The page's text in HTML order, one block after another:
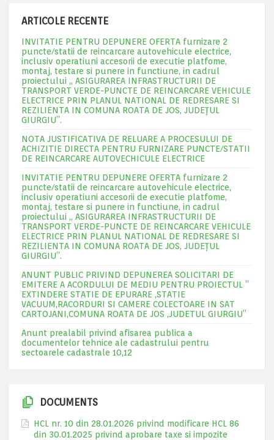
ARTICOLE RECENTE
INVITATIE PENTRU DEPUNERE OFERTA furnizare 2
puncte/statii de reincarcare autovehicule electrice,
inclusiv operatiuni accesorii de executie platfome,
montaj, testare si punere in functiune, in cadrul
proiectului „ ASIGURAREA INFRASTRUCTURII DE
TRANSPORT VERDE-PUNCTE DE REINCARCARE VEHICULE
ELECTRICE PRIN PLANUL NATIONAL DE REDRESARE SI
REZILIENTA IN COMUNA ROATA DE JOS, JUDEŢUL
GIURGIU”.
NOTA JUSTIFICATIVA DE RELUARE A PROCESULUI DE
ACHIZITIE DIRECTA PENTRU FURNIZARE PUNCTE/STATII
DE REINCARCARE AUTOVECHICULE ELECTRICE
INVITATIE PENTRU DEPUNERE OFERTA furnizare 2
puncte/statii de reincarcare autovehicule electrice,
inclusiv operatiuni accesorii de executie platfome,
montaj, testare si punere in functiune, in cadrul
proiectului „ ASIGURAREA INFRASTRUCTURII DE
TRANSPORT VERDE-PUNCTE DE REINCARCARE VEHICULE
ELECTRICE PRIN PLANUL NATIONAL DE REDRESARE SI
REZILIENTA IN COMUNA ROATA DE JOS, JUDEŢUL
GIURGIU”.
ANUNT PUBLIC PRIVIND DEPUNEREA SOLICITARI DE
EMITERE A ACORDULUI DE MEDIU PENTRU PROIECTUL ”
EXTINDERE STATIE DE EPURARE ,STATIE
VACUUM,RACORDURI SI CAMERE COLECTOARE IN SAT
CARTOJANI,COMUNA ROATA DE JOS ,JUDETUL GIURGIU”
Anunt prealabil privind afisarea publica a
documentelor tehnice ale cadastrului pentru
sectoarele cadastrale 10,12
DOCUMENTS
HCL nr. 10 din 28.01.2026 privind modificare HCL 86
din 30.01.2025 privind aprobare taxe si impozite